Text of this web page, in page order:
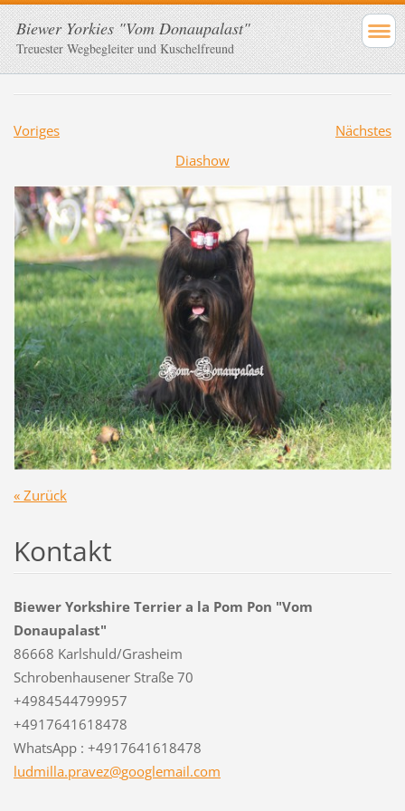
Biewer Yorkies "Vom Donaupalast"
Treuester Wegbegleiter und Kuschelfreund
Voriges
Nächstes
Diashow
« Zurück
Kontakt
Biewer Yorkshire Terrier a la Pom Pon "Vom
Donaupalast"
86668 Karlshuld/Grasheim
Schrobenhausener Straße 70
+4984544799957
+4917641618478
WhatsApp : +4917641618478
ludmilla.pravez@googlemail.com